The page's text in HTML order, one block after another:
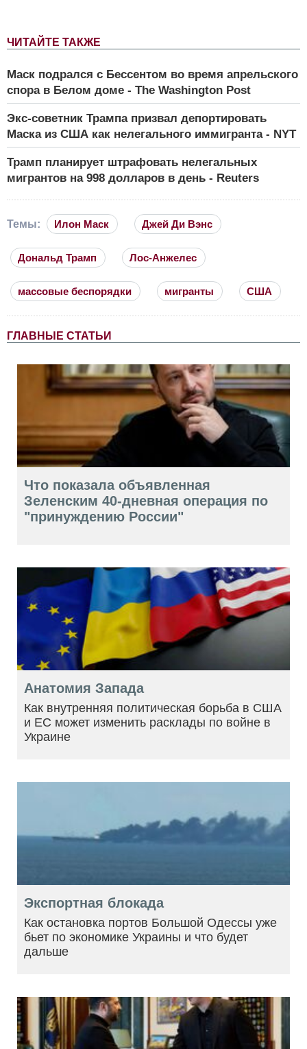
ЧИТАЙТЕ ТАКЖЕ
Маск подрался с Бессентом во время апрельского
спора в Белом доме - The Washington Post
Экс-советник Трампа призвал депортировать
Маска из США как нелегального иммигранта - NYT
Трамп планирует штрафовать нелегальных
мигрантов на 998 долларов в день - Reuters
Темы: Илон Маск Джей Ди Вэнс
Дональд Трамп Лос-Анжелес
массовые беспорядки мигранты США
ГЛАВНЫЕ СТАТЬИ
Что показала объявленная
Зеленским 40-дневная операция по
"принуждению России"
Анатомия Запада
Как внутренняя политическая борьба в США
и ЕС может изменить расклады по войне в
Украине
Экспортная блокада
Как остановка портов Большой Одессы уже
бьет по экономике Украины и что будет
дальше